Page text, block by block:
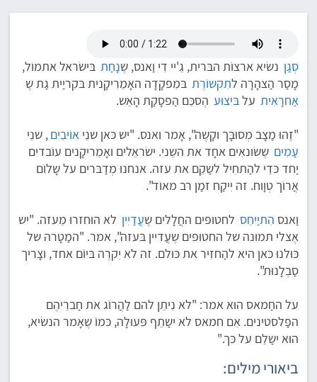
סְגַן נשׂיא ארצוֹת הבּרית, גֵ'יי דִי וַאנס, שֶנָחַת בּישׂראל אתמוֹל,
מָסַר הַצהָרָה לתִקשוֹרֶת בּמִפקָדָה האָמֵרִיקָנית בּקִריַית גַת שֶ
אַחרָאִית עלבּיצוּע הֶסכֵּם הַפסָקַת הָאֵש.
"זֶהוּ מַצָב מְסוּבָּך וקָשֶה", אָמר ואנס. "יש כּאן שנֵי אוֹיבִים, שנֵי
עַמִים שֶשׂונאִים אחָד את השֵני. ישׂראֵלים ואָמֵריקָנים עוֹבדים
יַחד כּדֵי להַתחִיל לשַקֵם את עזה. אנחנוּ מְדַבּרים על שָלוֹם
אֲרוֹך טְוָוח. זה יִיקַח זמַן רב מאוֹד".
וַאנס הִתיַיחֵס לחטופים החֲלָלים שֶעֲדַיִין לא הוּחזרוּ מֵעזה. "יש
אֶצלי תמוּנה של החטוּפים שֶעֲדיין בּעזה", אמר. "המַטָרה של
כּוּלנוּ כּאן היא להַחזִיר את כּוּלם. זה לא יִקרֶה בּיוֹם אחד, וצָריך
סַבְלָנוּת".
על החַמאס הוּא אמר: "לא נִיתֵן להם לַהֲרוֹג את חַברֵיהֶם
הפַלסטינים. אִם חמאס לא ישַתֵף פּעוּלָה, כּמוֹ שֶאָמר הנשׂיא,
הוּא ישַלֵם על כּך."
ביאורי מילים: